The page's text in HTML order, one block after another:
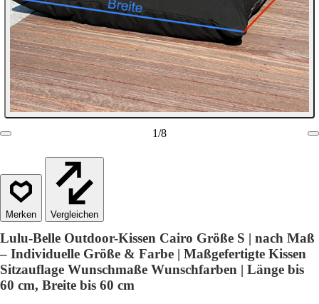
1/8
Vergleichen
Lulu-Belle Outdoor-Kissen Cairo Größe S | nach Maß
– Individuelle Größe & Farbe | Maßgefertigte Kissen
Sitzauflage Wunschmaße Wunschfarben | Länge bis
60 cm, Breite bis 60 cm